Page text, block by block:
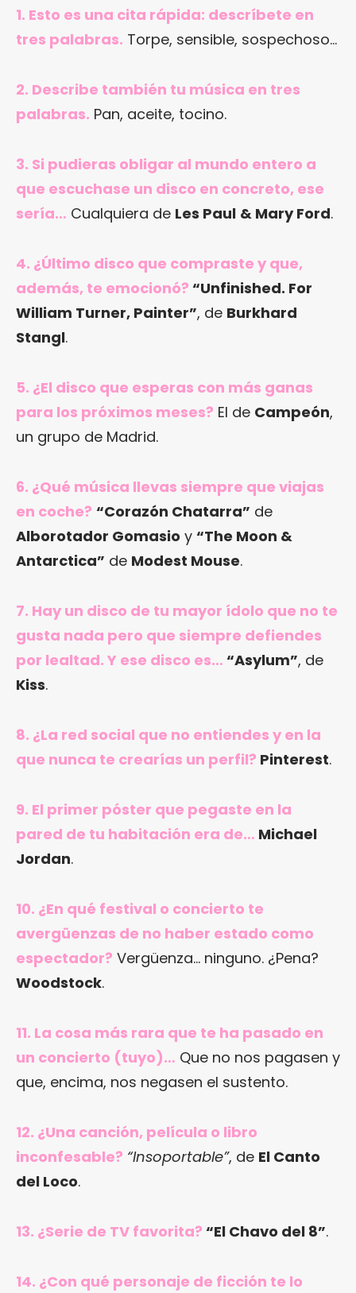
1. Esto es una cita rápida: descríbete en
tres palabras. Torpe, sensible, sospechoso…
2. Describe también tu música en tres
palabras. Pan, aceite, tocino.
3. Si pudieras obligar al mundo entero a
que escuchase un disco en concreto, ese
sería… Cualquiera de Les Paul & Mary Ford.
4. ¿Último disco que compraste y que,
además, te emocionó? “Unfinished. For
William Turner, Painter”, de Burkhard
Stangl.
5. ¿El disco que esperas con más ganas
para los próximos meses? El de Campeón,
un grupo de Madrid.
6. ¿Qué música llevas siempre que viajas
en coche? “Corazón Chatarra” de
Alborotador Gomasio y “The Moon &
Antarctica” de Modest Mouse.
7. Hay un disco de tu mayor ídolo que no te
gusta nada pero que siempre defiendes
por lealtad. Y ese disco es… “Asylum”, de
Kiss.
8. ¿La red social que no entiendes y en la
que nunca te crearías un perfil? Pinterest.
9. El primer póster que pegaste en la
pared de tu habitación era de… Michael
Jordan.
10. ¿En qué festival o concierto te
avergüenzas de no haber estado como
espectador? Vergüenza… ninguno. ¿Pena?
Woodstock.
11. La cosa más rara que te ha pasado en
un concierto (tuyo)… Que no nos pagasen y
que, encima, nos negasen el sustento.
12. ¿Una canción, película o libro
inconfesable? “Insoportable”, de El Canto
del Loco.
13. ¿Serie de TV favorita? “El Chavo del 8”.
14. ¿Con qué personaje de ficción te lo